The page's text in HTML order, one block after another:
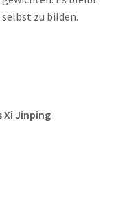
zu bilden.
Xi Jinping